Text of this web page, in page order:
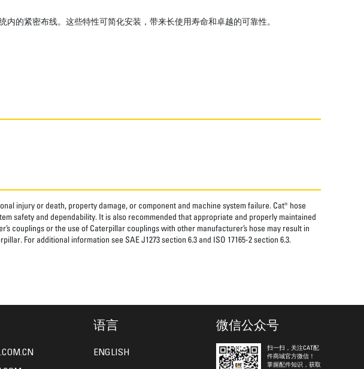
的紧密布线。这些特性可简化安装，带来长使用寿命和卓越的可靠性。
injury or death, property damage, or component and machine system failure. Cat® hose
safety and dependability. It is also recommended that appropriate and properly maintained
couplings or the use of Caterpillar couplings with other manufacturer’s hose may result in
For additional information see SAE J1273 section 6.3 and ISO 17165-2 section 6.3.
语言
ENGLISH
微信公众号
扫一扫，关注CAT配
件商城官方微信！
掌握配件知识，获取